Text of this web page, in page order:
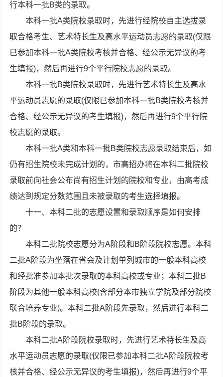
行本科一批B类的录取。
本科一批A类院校录取时，先进行经院校自主选拔录
取合格考生、艺术特长生及高水平运动员志愿的录取(仅限
已参加本科一批A类院校考核并合格、经公示无异议的考
生填报)，然后再进行9个平行院校志愿的录取。
本科一批B类院校录取时，先进行艺术特长生及高水
平运动员志愿的录取(仅限已参加本科一批B类院校考核并
合格、经公示无异议的考生填报)，然后再进行9个平行院
校志愿的录取。
本科一批A类和本科一批B类院校志愿录取结束后，如
仍有招生院校未完成计划的，市高招办将在本科二批院校
录取前向社会公布尚有招生计划的院校和专业，由高考成
绩达到规定分数范围且未被录取的考生选择填报。
十一、本科二批的志愿设置和录取顺序是如何安排
的？
本科二批院校志愿分为A阶段和B阶段院校志愿。本科
二批A阶段为坐落在省会及计划单列城市的一般本科高校
和经批准参加本批次录取的本科高校或专业；本科二批B
阶段为其他一般本科高校(含部分本市独立学院及部分院校
联合培养专业)。本科二批A阶段先录取，然后进行本科二
批B阶段的录取。
本科二批A阶段院校录取时，先进行艺术特长生及高
水平运动员志愿的录取(仅限已参加本科二批A阶段院校考
核并合格、经公示无异议的考生填报)，然后再进行9个平